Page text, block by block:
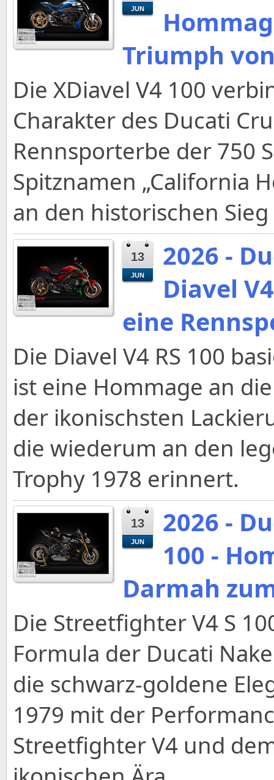
JUN
Triumph
Die XDiavel V4 100
Charakter des Ducati
Rennsporterbe der 750
Spitznamen „California
an den historischen
13
JUN
2026 -
Diavel
eine
Die Diavel V4 RS 100
ist eine Hommage an
der ikonischsten
die wiederum an den
Trophy 1978 erinnert.
13
JUN
2026 -
100 -
Darmah
Die Streetfighter V4 S
Formula der Ducati
die schwarz-goldene
1979 mit der
Streetfighter V4 und